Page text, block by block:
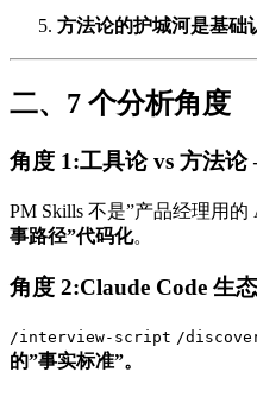
方法论的护城河是基础
二、7 个分析角度
角度 1:工具论 vs 方法
PM Skills 不是”产品经理用
事路径”代码化。
角度 2:Claude Code 生
/interview-script /
的”事实标准”。